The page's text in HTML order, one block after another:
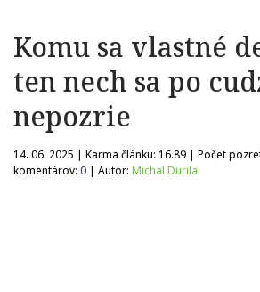
Komu sa vlastné
ten nech sa po
nepozrie
14. 06. 2025 | Karma článku: 16.89 | Počet
komentárov: 0 | Autor: Michal Durila